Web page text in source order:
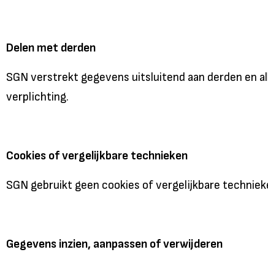
Delen met derden
SGN verstrekt gegevens uitsluitend aan derden en
verplichting.
Cookies of vergelijkbare technieken
SGN gebruikt geen cookies of vergelijkbare
Gegevens inzien, aanpassen of verwijderen